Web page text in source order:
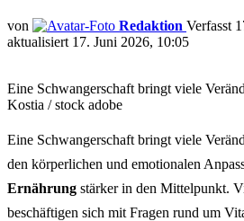
von Redaktion
aktualisiert 17. Juni 2026, 10:05
Eine Schwangerschaft bringt viele
Kostia / stock adobe
Eine Schwangerschaft bringt viele
den körperlichen und emotionalen
Ernährung stärker in den Mittelpunkt.
beschäftigen sich mit Fragen rund um